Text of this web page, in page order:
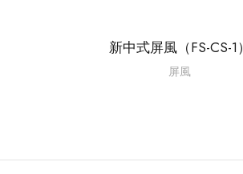
新中式屏風（FS-CS-1）
屏風